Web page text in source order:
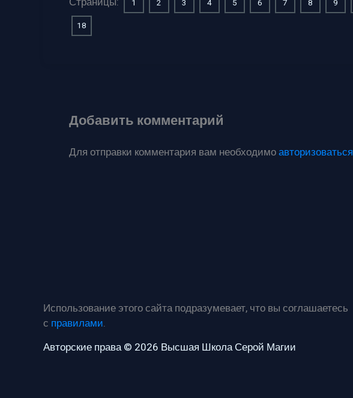
1 2 3 4 5 6 7 8 9
18
Добавить комментарий
Для отправки комментария вам необходимоавторизоваться
Использование этого сайта подразумевает, что вы соглашаетесь
с правилами.
Авторские права © 2026 Высшая Школа Серой Магии